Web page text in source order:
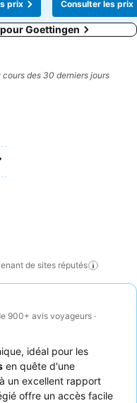
prix Consulter les prix
Goettingen
cours des 30 derniers jours
de sites réputés
900+ avis voyageurs ·
idéal pour les
en quête d'une
un excellent rapport
offre un accès facile